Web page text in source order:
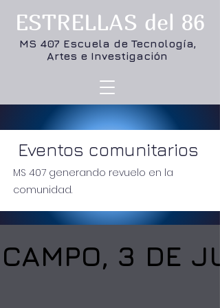
MS 407 Escuela de Tecnología,
Artes e Investigación
ESTRELLAS del 86
Eventos comunitarios
MS 407 generando revuelo en la
comunidad.
3 DE
3 DE